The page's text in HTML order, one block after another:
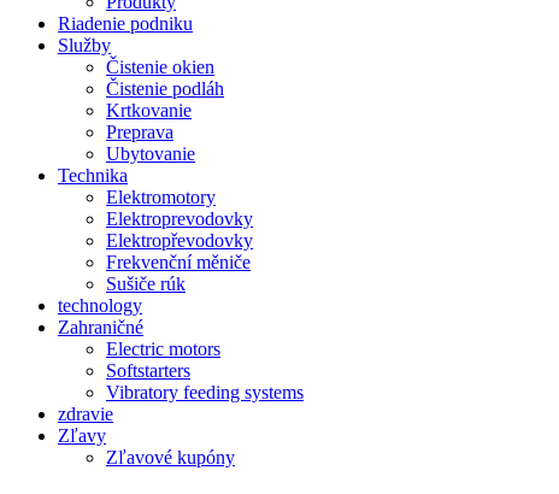
Riadenie podniku
Služby
Čistenie okien
Čistenie podláh
Krtkovanie
Preprava
Ubytovanie
Technika
Elektromotory
Elektroprevodovky
Elektropřevodovky
Frekvenční měniče
Sušiče rúk
technology
Zahraničné
Electric motors
Softstarters
Vibratory feeding systems
zdravie
Zľavy
Zľavové kupóny